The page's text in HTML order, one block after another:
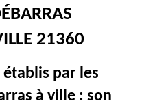
21360
par les
à ville : son